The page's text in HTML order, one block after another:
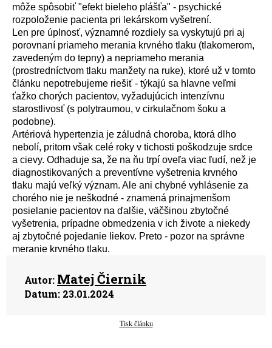
môže spôsobiť "efekt bieleho pl ášťa" - psychické
rozpoloženie pacienta pri lekárskom vyšetrení.
Len pre úplnosť, významné rozdiely sa vyskytujú pri aj
porovnaní priameho merania krvného tlaku (tlakomerom,
zavedeným do tepny) a nepriameho merania
(prostredníctvom tlaku manžety na ruke), ktoré už v tomto
čl ánku nepotrebujeme riešiť - týkajú sa hlavne veľmi
ťažko chorých pacientov, vyžadujúcich intenzívnu
starostlivosť (s polytraumou, v cirkulačnom šoku a
podobne).
Artériová hypertenzia je zá ludná choroba, ktorá dlho
nebol í, pritom však cel é roky v tichosti poškodzuje srdce
a cievy. Odhaduje sa, že na ňu trpí oveľa viac ľudí, než je
diagnostikovaných a preventívne vyšetrenia krvného
tlaku majú veľký význam. Ale ani chybné vyhl ásenie za
chorého nie je neškodné - znamená prinajmenšom
posielanie pacientov na ďalšie, väčšinou zbytočné
vyšetrenia, prípadne obmedzenia v ich živote a niekedy
aj zbytočné pojedanie liekov. Preto - pozor na správne
meranie krvného tlaku.
Autor: Matej Čiernik
Datum: 23.01.2024
Tisk článku